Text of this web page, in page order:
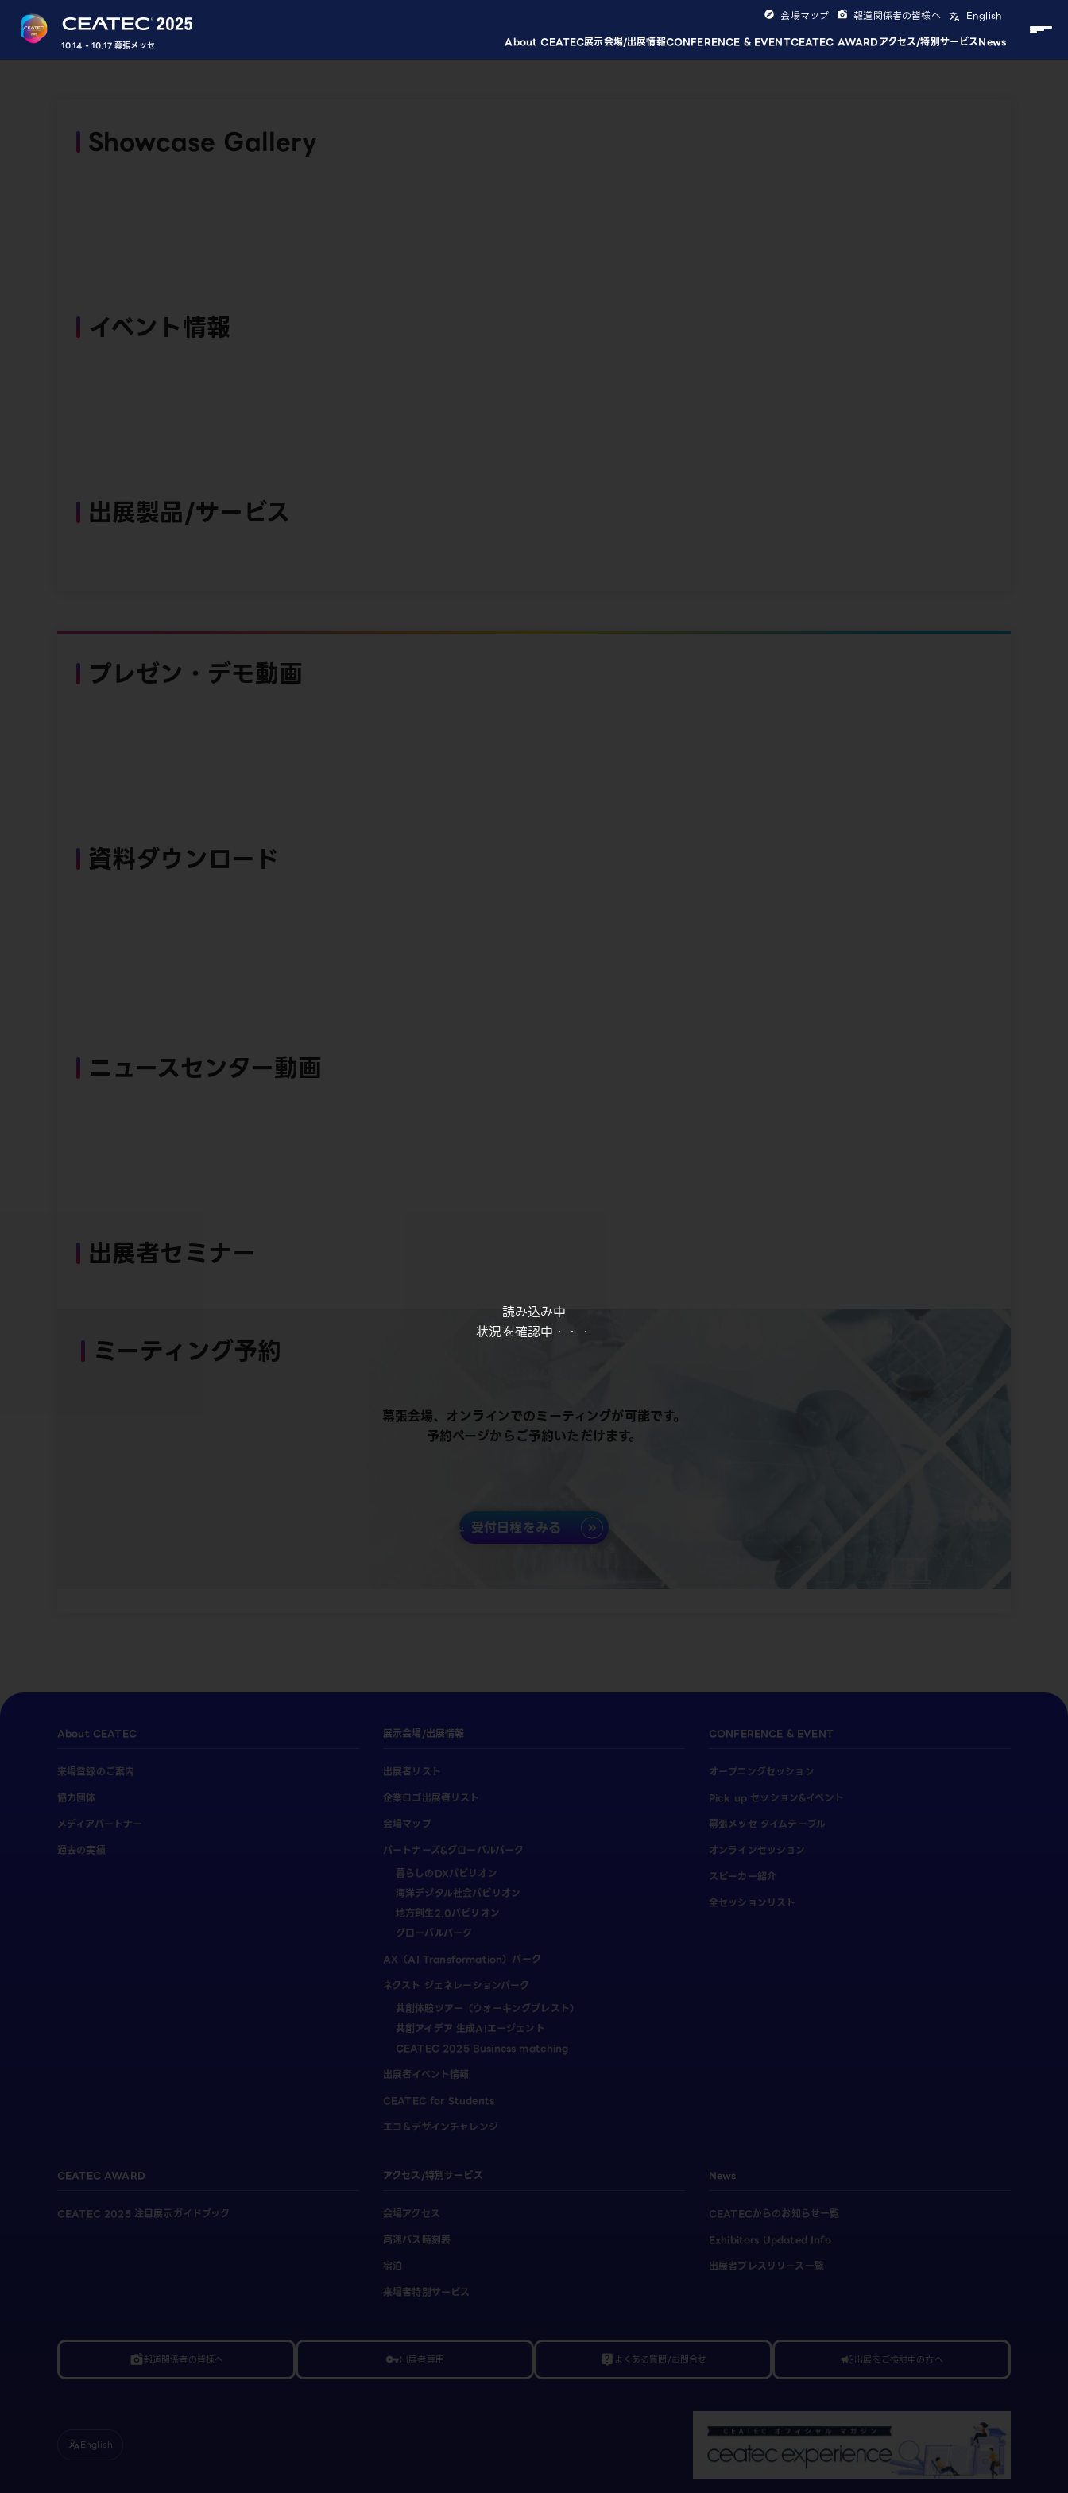
読み込み中
状況を確認中・・・
10.14 - 10.17 幕張メッセ About CEATEC展示会場/出展情報CONFERENCE & EVENTCEATEC AWARDアクセス/特別サービスNews
会場マップ 報道関係者の皆様へ English
Showcase Gallery
イベント情報
出展製品/サービス
プレゼン・デモ動画
資料ダウンロード
ニュースセンター動画
出展者セミナー
ミーティング予約
幕張会場、オンラインでのミーティングが可能です。
予約ページからご予約いただけます。
受付日程をみる
About CEATEC
来場登録のご案内
協力団体
メディアパートナー
過去の実績
展示会場/出展情報
出展者リスト
企業ロゴ出展者リスト
会場マップ
パートナーズ&グローバルパーク
暮らしのDXパビリオン
海洋デジタル社会パビリオン
地方創生2.0パビリオン
グローバルパーク
AX（AI Transformation）パーク
ネクスト ジェネレーションパーク
共創体験ツアー（ウォーキングブレスト）
共創アイデア 生成AIエージェント
CEATEC 2025 Business matching
出展者イベント情報
CEATEC for Students
エコ＆デザインチャレンジ
CONFERENCE & EVENT
オープニングセッション
Pick up セッション&イベント
幕張メッセ タイムテーブル
オンラインセッション
スピーカー紹介
全セッションリスト
CEATEC AWARD
CEATEC 2025 注目展示ガイドブック
アクセス/特別サービス
会場アクセス
高速バス時刻表
宿泊
来場者特別サービス
News
CEATECからのお知らせ一覧
Exhibitors Updated Info
出展者プレスリリース一覧
linked_camera報道関係者の皆様へ vpn_key出展者専用 live_help よくある質問/お問合せ campaign出展をご検討中の方へ
translateEnglish